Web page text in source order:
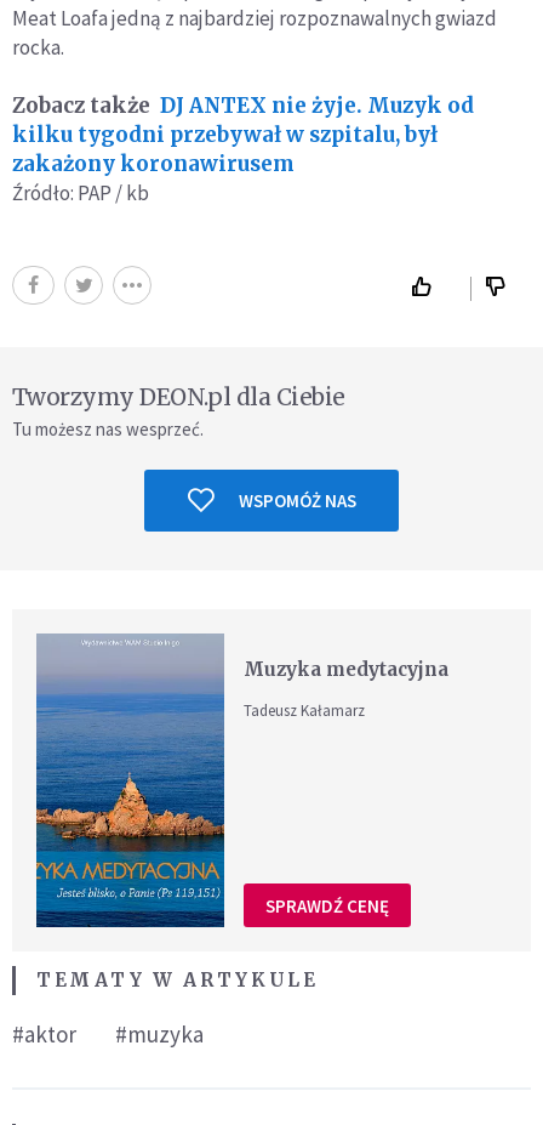
Meat Loafa jedną z najbardziej rozpoznawalnych gwiazd
rocka.
Zobacz także DJ ANTEX nie żyje. Muzyk od
kilku tygodni przebywał w szpitalu, był
zakażony koronawirusem
Źródło: PAP / kb
Tworzymy DEON.pl dla Ciebie
Tu możesz nas wesprzeć.
WSPOMÓŻ NAS
Muzyka medytacyjna
Tadeusz Kałamarz
SPRAWDŹ CENĘ
TEMATY W ARTYKULE
#aktor #muzyka